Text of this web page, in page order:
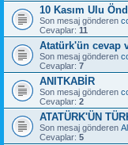
10 Kasım Ulu
Son mesaj gönderen
Cevaplar: 11
Atatürk'ün cevap
Son mesaj gönderen
Cevaplar: 7
ANITKABİR
Son mesaj gönderen
Cevaplar: 2
ATATÜRK'ÜN
Son mesaj gönderen
Cevaplar: 5